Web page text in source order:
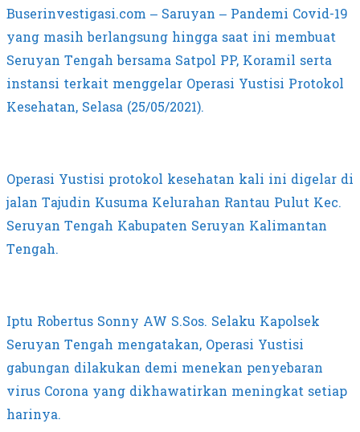
Buserinvestigasi.com – Saruyan – Pandemi Covid-19
yang masih berlangsung hingga saat ini membuat
Seruyan Tengah bersama Satpol PP, Koramil serta
instansi terkait menggelar Operasi Yustisi Protokol
Kesehatan, Selasa (25/05/2021).
Operasi Yustisi protokol kesehatan kali ini digelar di
jalan Tajudin Kusuma Kelurahan Rantau Pulut Kec.
Seruyan Tengah Kabupaten Seruyan Kalimantan
Tengah.
Iptu Robertus Sonny AW S.Sos. Selaku Kapolsek
Seruyan Tengah mengatakan, Operasi Yustisi
gabungan dilakukan demi menekan penyebaran
virus Corona yang dikhawatirkan meningkat setiap
harinya.